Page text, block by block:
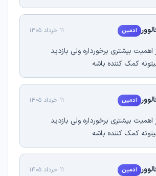
ادمین 11 خرداد 1405
اهمیت بیشتری برخورداره ولی بازدید
کمک کننده باشه
ادمین 11 خرداد 1405
اهمیت بیشتری برخورداره ولی بازدید
کمک کننده باشه
ادمین 11 خرداد 1405